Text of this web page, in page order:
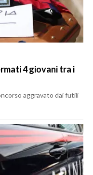
4 giovani tra i
aggravato dai futili